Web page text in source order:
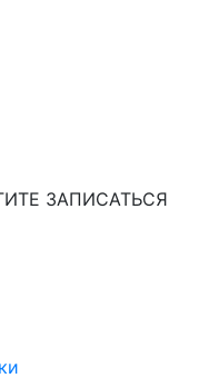
ЗАПИСАТЬСЯ